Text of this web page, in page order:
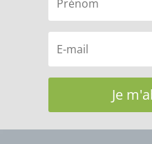
Je